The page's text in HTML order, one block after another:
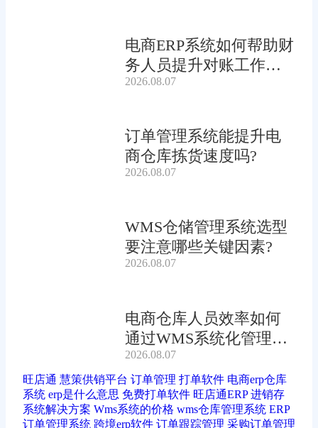
电商ERP系统如何帮助财
务人员提升对账工作效
率?
2026.08.07
订单管理系统能提升电
商仓库拣货速度吗?
2026.08.07
WMS仓储管理系统选型
要注意哪些关键因素?
2026.08.07
电商仓库人员效率如何
通过WMS系统化管理提
升?
2026.08.07
旺店通 慧策供销平台 订单管理 打单软件 电商erp仓库
系统 erp是什么意思 免费打单软件 旺店通ERP 进销存
系统解决方案 Wms系统的价格 wms仓库管理系统 ERP
订单管理系统 跨境erp软件 订单跟踪管理 采购订单管理